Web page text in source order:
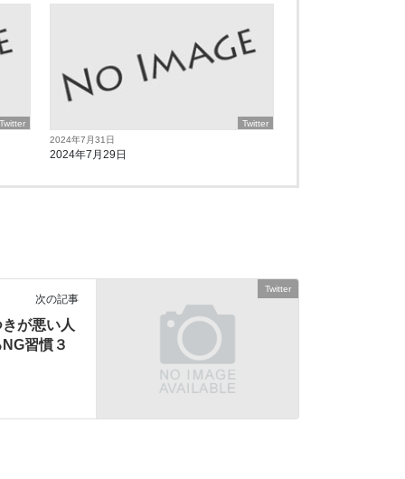
Twitter
Twitter
2024年7月31日
2024年7月29日
Twitter
次の記事
が悪い人
習慣３